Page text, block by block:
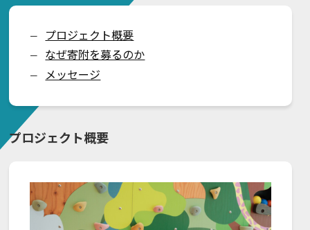
ー プロジェクト概要
ー なぜ寄附を募るのか
ー メッセージ
プロジェクト概要